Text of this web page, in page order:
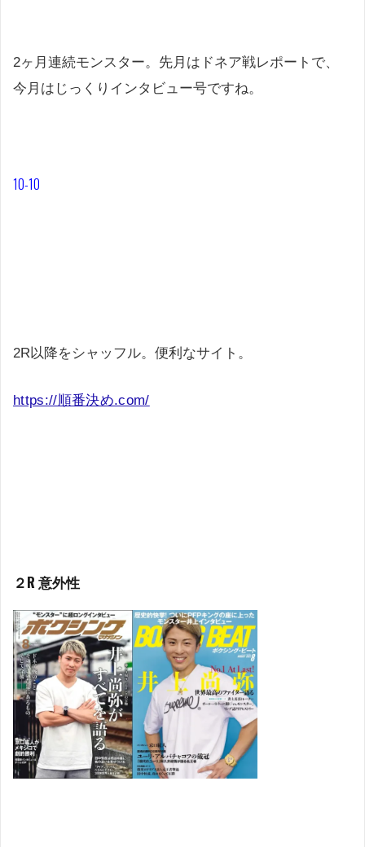
2ヶ月連続モンスター。先月はドネア戦レポートで、
今月はじっくりインタビュー号ですね。
10-10
2R以降をシャッフル。便利なサイト。
https://順番決め.com/
２R 意外性